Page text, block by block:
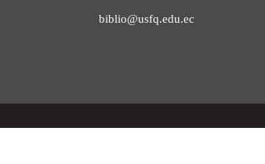
biblio@usfq.edu.ec